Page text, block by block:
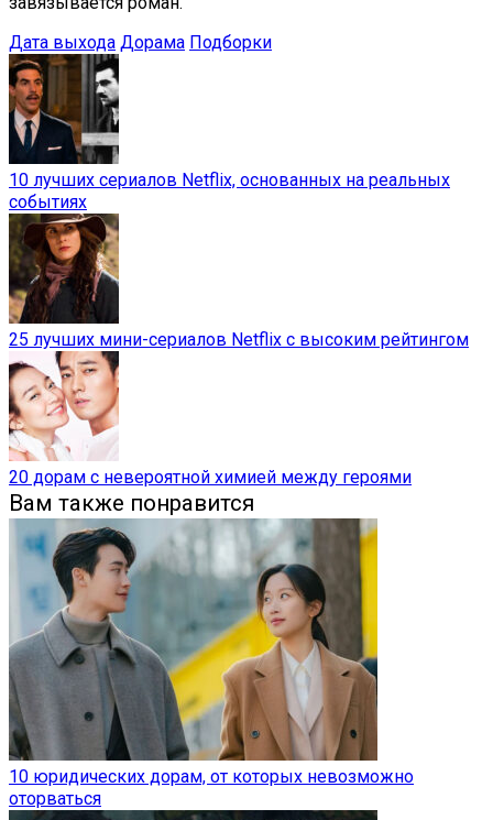
Дата выхода Дорама Подборки
10 лучших сериалов Netflix, основанных на реальных
событиях
25 лучших мини-сериалов Netflix с высоким рейтингом
20 дорам с невероятной химией между героями
Вам также понравится
10 юридических дорам, от которых невозможно
оторваться